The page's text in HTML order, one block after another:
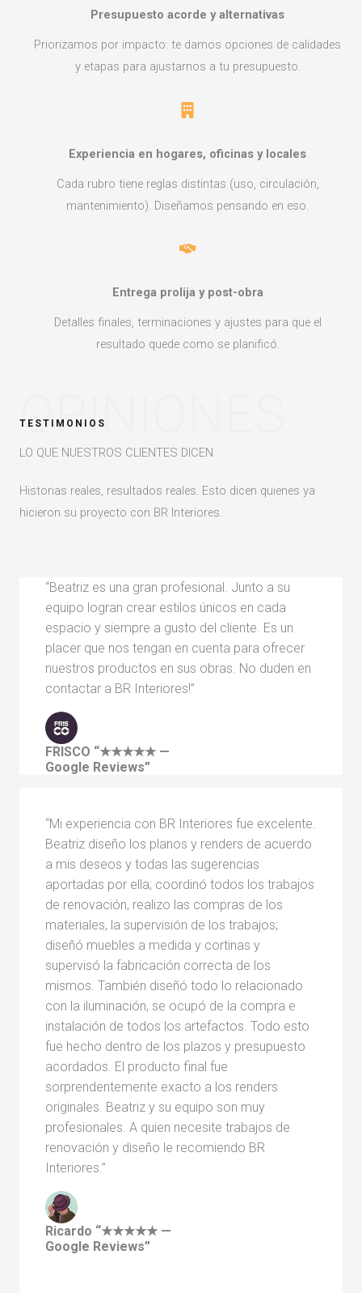
Presupuesto acorde y alternativas
Priorizamos por impacto: te damos opciones de calidades
y etapas para ajustarnos a tu presupuesto.
Experiencia en hogares, oficinas y locales
Cada rubro tiene reglas distintas (uso, circulación,
mantenimiento). Diseñamos pensando en eso.
Entrega prolija y post-obra
Detalles finales, terminaciones y ajustes para que el
resultado quede como se planificó.
OPINIONES
TESTIMONIOS
LO QUE NUESTROS CLIENTES DICEN
Historias reales, resultados reales. Esto dicen quienes ya
hicieron su proyecto con BR Interiores.
“Beatriz es una gran profesional. Junto a su
equipo logran crear estilos únicos en cada
espacio y siempre a gusto del cliente. Es un
placer que nos tengan en cuenta para ofrecer
nuestros productos en sus obras. No duden en
contactar a BR Interiores!”
FRISCO “★★★★★ —
Google Reviews”
“Mi experiencia con BR Interiores fue excelente.
Beatriz diseño los planos y renders de acuerdo
a mis deseos y todas las sugerencias
aportadas por ella; coordinó todos los trabajos
de renovación, realizo las compras de los
materiales, la supervisión de los trabajos;
diseñó muebles a medida y cortinas y
supervisó la fabricación correcta de los
mismos. También diseñó todo lo relacionado
con la iluminación, se ocupó de la compra e
instalación de todos los artefactos. Todo esto
fue hecho dentro de los plazos y presupuesto
acordados. El producto final fue
sorprendentemente exacto a los renders
originales. Beatriz y su equipo son muy
profesionales. A quien necesite trabajos de
renovación y diseño le recomiendo BR
Interiores.”
Ricardo “★★★★★ —
Google Reviews”